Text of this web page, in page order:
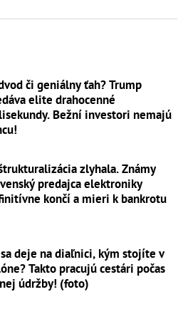
či geniálny ťah? Trump
elite drahocenné
Bežní investori nemajú
zlyhala. Známy
predajca elektroniky
končí a mieri k bankrotu
sa deje na diaľnici, kým stojíte v
Takto pracujú cestári počas
údržby! (foto)